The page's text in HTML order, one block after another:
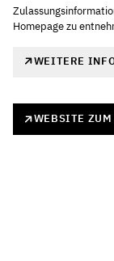
Homepage zu
WEITERE
WEBSITE